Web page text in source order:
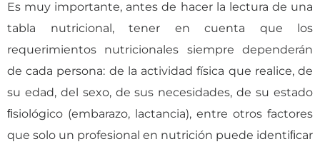
Es muy importante, antes de hacer la lectura de una
tabla nutricional, tener en cuenta que los
requerimientos nutricionales siempre dependerán
de cada persona: de la actividad física que realice, de
su edad, del sexo, de sus necesidades, de su estado
ﬁsiológico (embarazo, lactancia), entre otros factores
que solo un profesional en nutrición puede identiﬁcar